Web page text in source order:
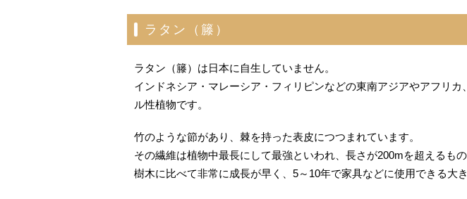
ラタン（籐）
ラタン（籐）は日本に自生していません。
インドネシア・マレーシア・フィリピンなどの東南アジアやアフリ
ル性植物です。
竹のような節があり、棘を持った表皮につつまれています。
その繊維は植物中最長にして最強といわれ、長さが200mを超えるもの
樹木に比べて非常に成長が早く、5～10年で家具などに使用できる大